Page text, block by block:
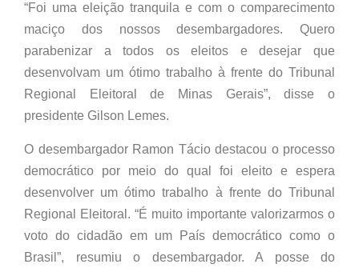
“Foi uma eleição tranquila e com o comparecimento
maciço dos nossos desembargadores. Quero
parabenizar a todos os eleitos e desejar que
desenvolvam um ótimo trabalho à frente do Tribunal
Regional Eleitoral de Minas Gerais”, disse o
presidente Gilson Lemes.
O desembargador Ramon Tácio destacou o processo
democrático por meio do qual foi eleito e espera
desenvolver um ótimo trabalho à frente do Tribunal
Regional Eleitoral. “É muito importante valorizarmos o
voto do cidadão em um País democrático como o
Brasil”, resumiu o desembargador. A posse do